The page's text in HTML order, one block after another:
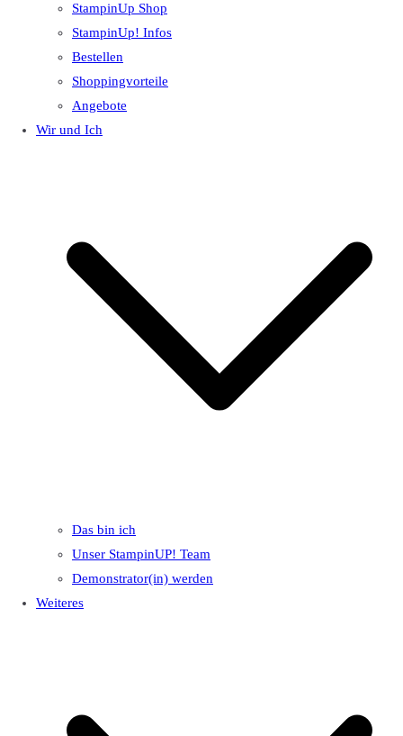
StampinUp Shop
StampinUp! Infos
Bestellen
Shoppingvorteile
Angebote
Wir und Ich
Das bin ich
Unser StampinUP! Team
Demonstrator(in) werden
Weiteres